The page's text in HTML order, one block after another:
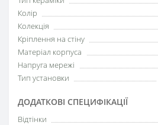
Колір
Колекція
Кріплення на стіну
Матеріал корпуса
Напруга мережі
Тип установки
ДОДАТКОВІ СПЕЦИФІКАЦІЇ
Відтінки